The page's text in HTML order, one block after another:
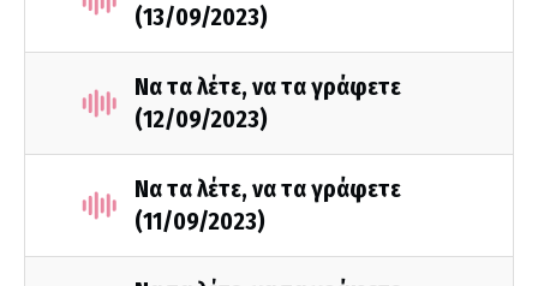
(13/09/2023)
Να τα λέτε, να τα γράφετε
(12/09/2023)
Να τα λέτε, να τα γράφετε
(11/09/2023)